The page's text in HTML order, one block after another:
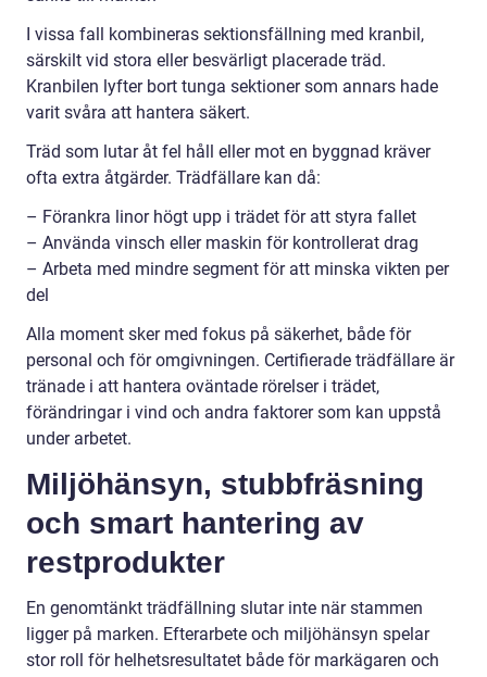
I vissa fall kombineras sektionsfällning med kranbil,
särskilt vid stora eller besvärligt placerade träd.
Kranbilen lyfter bort tunga sektioner som annars hade
varit svåra att hantera säkert.
Träd som lutar åt fel håll eller mot en byggnad kräver
ofta extra åtgärder. Trädfällare kan då:
– Förankra linor högt upp i trädet för att styra fallet
– Använda vinsch eller maskin för kontrollerat drag
– Arbeta med mindre segment för att minska vikten per
del
Alla moment sker med fokus på säkerhet, både för
personal och för omgivningen. Certifierade trädfällare är
tränade i att hantera oväntade rörelser i trädet,
förändringar i vind och andra faktorer som kan uppstå
under arbetet.
Miljöhänsyn, stubbfräsning
och smart hantering av
restprodukter
En genomtänkt trädfällning slutar inte när stammen
ligger på marken. Efterarbete och miljöhänsyn spelar
stor roll för helhetsresultatet både för markägaren och